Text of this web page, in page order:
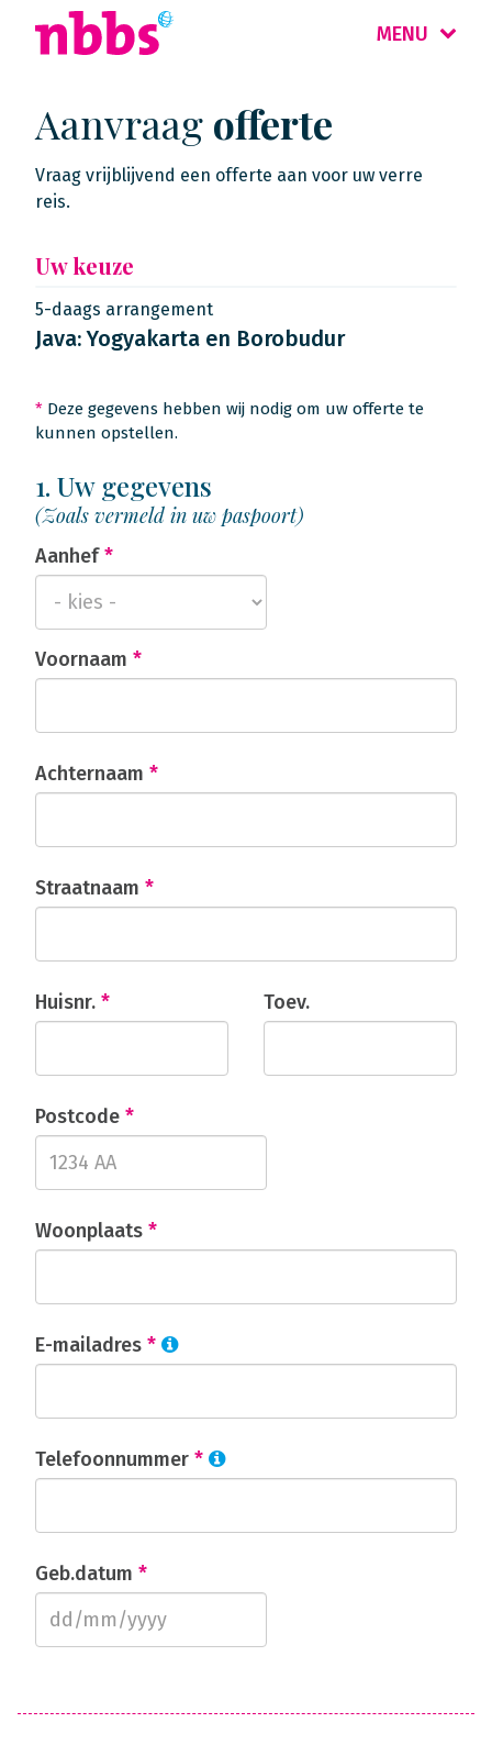
MENU
Aanvraag offerte
Vraag vrijblijvend een offerte aan voor uw verre
reis.
Uw keuze
5-daags arrangement
Java: Yogyakarta en Borobudur
* Deze gegevens hebben wij nodig om uw offerte te
kunnen opstellen.
1. Uw gegevens
(Zoals vermeld in uw paspoort)
Aanhef*
Voornaam *
Achternaam *
Straatnaam *
Huisnr. * Toev.
Postcode *
Woonplaats *
E-mailadres *
Telefoonnummer *
Geb.datum *